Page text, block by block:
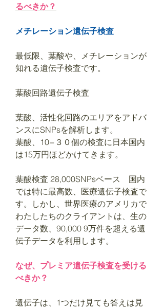
るべきか？
メチレーション遺伝子検査
最低限、葉酸や、メチレーションが
知れる遺伝子検査です。
葉酸回路遺伝子検査
葉酸、活性化回路のエリアをアドバ
ンスにSNPsを解析します。
葉酸、10−３０個の検査に日本国内
は15万円ほどかけてきます。
葉酸検査 28,000SNPsベース 国内
では特に最高数、医療遺伝子検査で
す。しかし、世界医療のアメリカで
わたしたちのクライアントは、生の
データ数、90,000 9万件を超える遺
伝子データを利用します。
なぜ、プレミア遺伝子検査を受ける
べきか？
遺伝子は、1つだけ見ても答えは見